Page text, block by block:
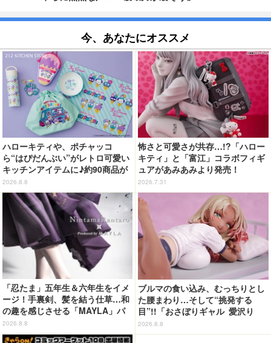
今、あなたにオススメ
ハローキティや、ポチャッコ
ら“はぴだんぶい”がレトロ可愛い
キッチンアイテムに♪約90商品が
登場【212 KITCHEN STORE】
2026.8.8
怖さと可愛さが共存…!?「ハロー
キティ」と「富江」コラボフィギ
ュアがあみあみより発売！
2026.7.31
「忍たま」五年生＆六年生をイメ
ージ！手裏剣、髪を結う仕草…和
の趣を感じさせる「MAYLA」パ
ンプス
2026.8.8
ブルマの食い込み、むっちりとし
た腰まわり…そして“挑発する
目”!!「おさぼりギャル 愛沢り
さ」フィギュアで新登場
2026.8.8